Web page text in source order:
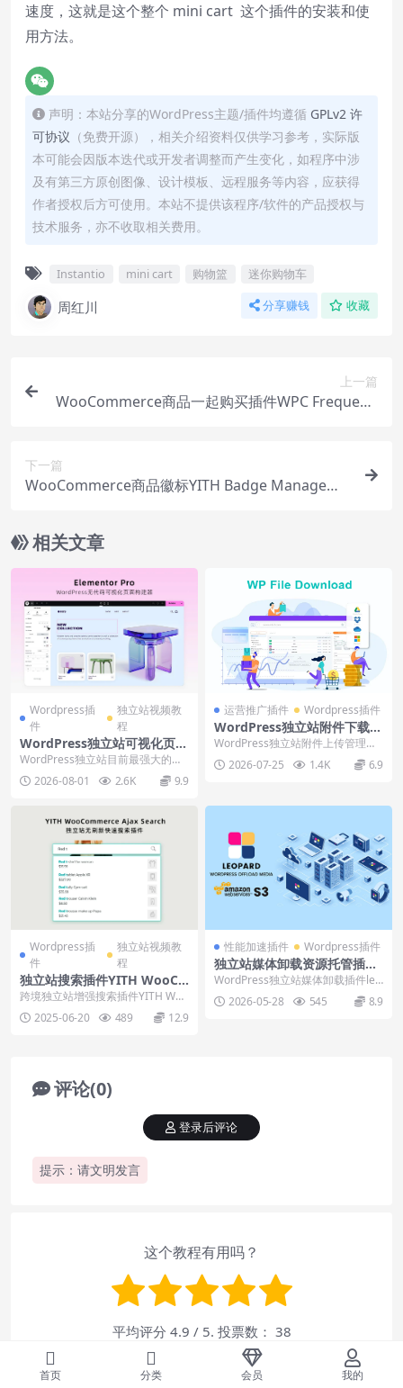
速度，这就是这个整个 mini cart 这个插件的安装和使
用方法。
声明：本站分享的WordPress主题/插件均遵循 GPLv2 许
可协议 （免费开源），相关介绍资料仅供学习参考，实际版
本可能会因版本迭代或开发者调整而产生变化，如程序中涉
及有第三方原创图像、设计模板、远程服务等内容，应获得
作者授权后方可使用。本站不提供该程序/软件的产品授权与
技术服务，亦不收取相关费用。
Instantio mini cart 购物篮 迷你购物车
周红川 分享赚钱 收藏
上一篇
WooCommerce商品一起购买插件WPC Frequentl
下一篇
WooCommerce商品徽标YITH Badge Manageme
相关文章
Wordpress插
件
独立站视频教
程
WordPress独立站可视化页面
构建插件Elementor Pro下载
WordPress独立站目前最强大的页
面构建器之一Elementor，无代码
可视...2026-08-01 2.6K 9.9
运营推广插件 Wordpress插件
WordPress独立站附件下载插
件WP File Download下载安
WordPress独立站附件上传管理插
件WP File Download下载安装...
2026-07-25 1.4K 6.9
Wordpress插
件
独立站视频教
程
独立站搜索插件YITH WooCo
mmerce Ajax Search下载使
用教程
跨境独立站增强搜索插件YITH Woo
Commerce Ajax Search，...
2025-06-20 489 12.9
性能加速插件 Wordpress插件
独立站媒体卸载资源托管插件l
eopard offload media下载
使用教程
WordPress独立站媒体卸载插件leo
pard offload media，...
2026-05-28 545 8.9
评论(0)
提示：请文明发言
登录后评论
这个教程有用吗？
平均评分 4.9 / 5. 投票数： 38
到目前为止还没有投票！成为第一位评论此文章。
首页 分类 会员 我的